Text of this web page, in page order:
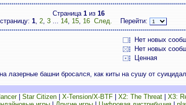
Страница 1из 16
1, 2, 3 ... 14, 15, 16 След. Перейти:
Нет новых
Нет новых
Ценная
лазерные башни бросался, как киты на сушу от
| Star Citizen| X-Tension/X-BTF| X2: The Threat| X3: